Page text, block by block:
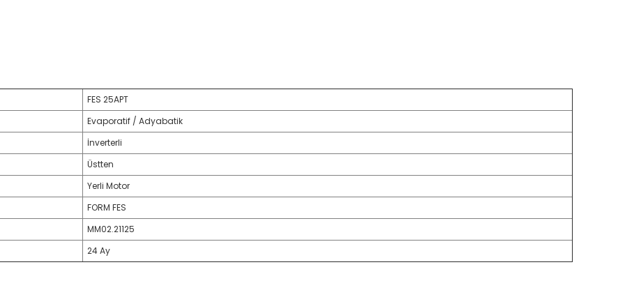
FES 25APT
Evaporatif / Adyabatik
İnverterli
Üstten
Yerli Motor
FORM FES
MM02.21125
24 Ay